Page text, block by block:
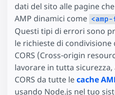
dati del sito alle pagine
AMP dinamici come
Questi tipi di errori sono
le richieste di
CORS (Cross-origin
lavorare in tutta
CORS da tutte lecache
usando Node.js nel tuo